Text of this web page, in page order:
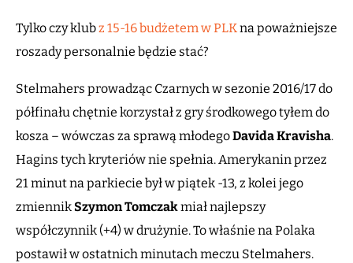
Tylko czy klubz 15-16 budżetem w PLKna poważniejsze
roszady personalnie będzie stać?
Stelmahers prowadząc Czarnych w sezonie 2016/17 do
półfinału chętnie korzystał z gry środkowego tyłem do
kosza – wówczas za sprawą młodegoDavida Kravisha.
Hagins tych kryteriów nie spełnia. Amerykanin przez
21 minut na parkiecie był w piątek -13, z kolei jego
zmiennik Szymon Tomczakmiał najlepszy
współczynnik (+4) w drużynie. To właśnie na Polaka
postawił w ostatnich minutach meczu Stelmahers.